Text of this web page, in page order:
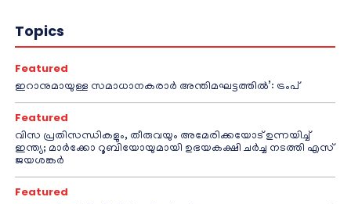
Topics
Featured
ഇറാനുമായുള്ള സമാധാനകരാർ അന്തിമഘട്ടത്തിൽ‌’: ട്രംപ്
Featured
വിസ പ്രതിസന്ധികളും, തീരുവയും അമേരിക്കയോട് ഉന്നയിച്ച്
ഇന്ത്യ; മാർക്കോ റൂബിയോയുമായി ഉഭയകക്ഷി ചർച്ച നടത്തി എസ്
ജയശങ്കർ
Featured